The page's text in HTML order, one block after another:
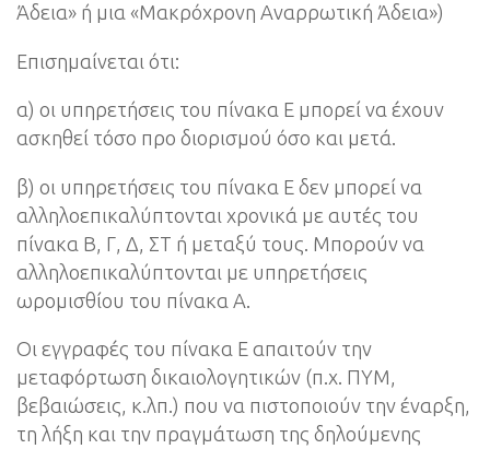
Άδεια» ή μια «Μακρόχρονη Αναρρωτική Άδεια»)
Επισημαίνεται ότι:
α) οι υπηρετήσεις του πίνακα Ε μπορεί να έχουν
ασκηθεί τόσο προ διορισμού όσο και μετά.
β) οι υπηρετήσεις του πίνακα Ε δεν μπορεί να
αλληλοεπικαλύπτονται χρονικά με αυτές του
πίνακα Β, Γ, Δ, ΣΤ ή μεταξύ τους. Μπορούν να
αλληλοεπικαλύπτονται με υπηρετήσεις
ωρομισθίου του πίνακα Α.
Οι εγγραφές του πίνακα Ε απαιτούν την
μεταφόρτωση δικαιολογητικών (π.χ. ΠΥΜ,
βεβαιώσεις, κ.λπ.) που να πιστοποιούν την έναρξη,
τη λήξη και την πραγμάτωση της δηλούμενης